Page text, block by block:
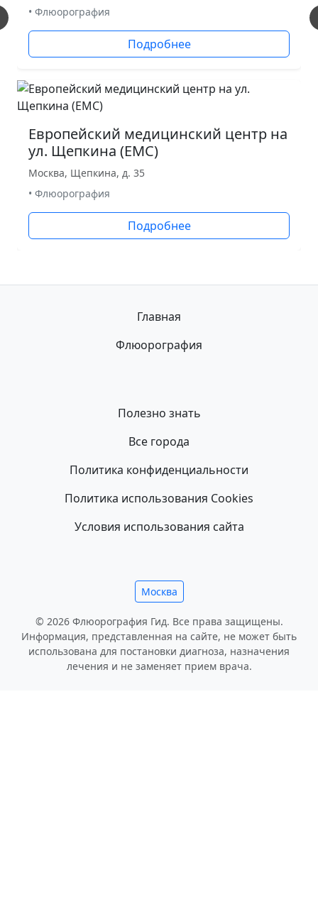
• Флюорография
Подробнее
Европейский медицинский центр на
ул. Щепкина (ЕМС)
Москва, Щепкина, д. 35
• Флюорография
Подробнее
Главная
Флюорография
Полезно знать
Все города
Политика конфиденциальности
Политика использования Cookies
Условия использования сайта
Москва
© 2026 Флюорография Гид. Все права защищены.
Информация, представленная на сайте, не может быть
использована для постановки диагноза, назначения
лечения и не заменяет прием врача.